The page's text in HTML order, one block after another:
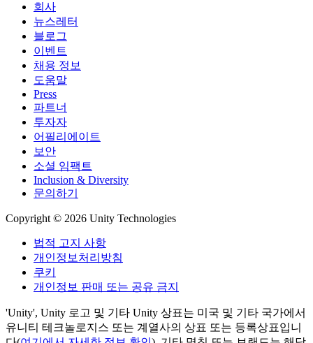
회사
뉴스레터
블로그
이벤트
채용 정보
도움말
Press
파트너
투자자
어필리에이트
보안
소셜 임팩트
Inclusion & Diversity
문의하기
Copyright © 2026 Unity Technologies
법적 고지 사항
개인정보처리방침
쿠키
개인정보 판매 또는 공유 금지
'Unity', Unity 로고 및 기타 Unity 상표는 미국 및 기타 국가에서
유니티 테크놀로지스 또는 계열사의 상표 또는 등록상표입니